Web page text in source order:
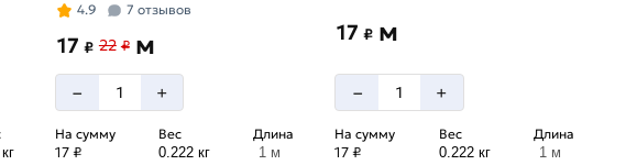
4.9 7 отзывов
17 ₽ 22 ₽ м
– +
На сумму
17 ₽
Вес
0.222 кг
Длина
1 м
17₽ м
– +
На сумму
17 ₽
Вес
0.222 кг
Длина
1 м